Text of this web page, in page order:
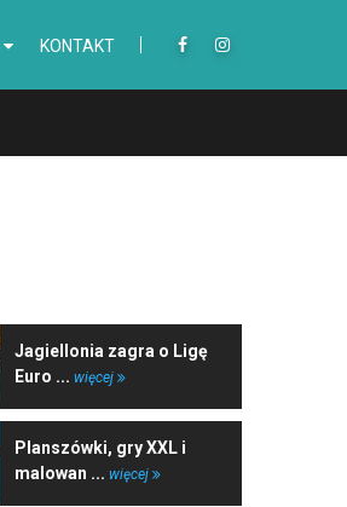
KONTAKT
Jagiellonia zagra o Ligę
Euro ... więcej
Planszówki, gry XXL i
malowan ... więcej